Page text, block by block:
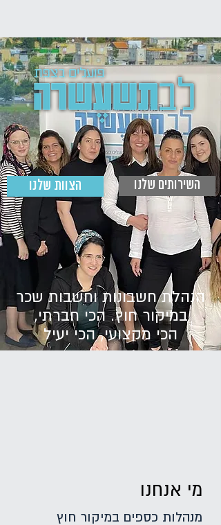
הצוות שלנו השירותים שלנו
הנהלת חשבונות וחשבות שכר
במיקור חוץ. הכי חברתי,
הכי מקצועי, הכי יעיל
מי אנחנו
מנהלות כספים במיקור חוץ